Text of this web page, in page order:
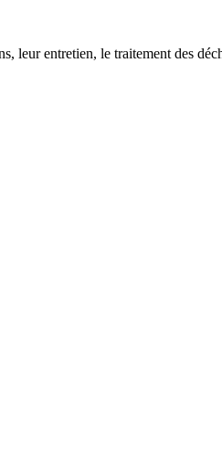
leur entretien, le traitement des